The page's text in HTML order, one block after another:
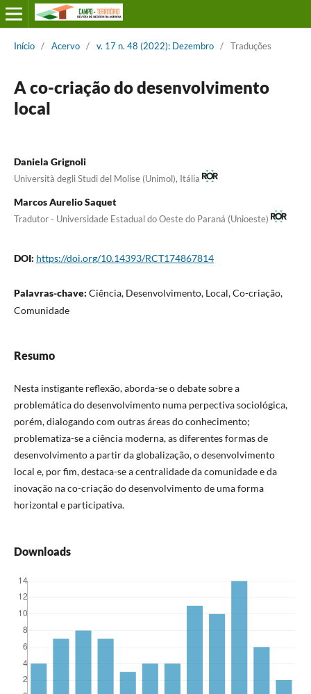
Início / Acervo / v. 17 n. 48 (2022): Dezembro / Traduções
A co-criação do desenvolvimento
local
Daniela Grignoli
Università degli Studi del Molise (Unimol), Itália
Marcos Aurelio Saquet
Tradutor - Universidade Estadual do Oeste do Paraná (Unioeste)
DOI: https://doi.org/10.14393/RCT174867814
Palavras-chave: Ciência, Desenvolvimento, Local, Co-criação,
Comunidade
Resumo
Nesta instigante reflexão, aborda-se o debate sobre a
problemática do desenvolvimento numa perpectiva sociológica,
porém, dialogando com outras áreas do conhecimento;
problematiza-se a ciência moderna, as diferentes formas de
desenvolvimento a partir da globalização, o desenvolvimento
local e, por fim, destaca-se a centralidade da comunidade e da
inovação na co-criação do desenvolvimento de uma forma
horizontal e participativa.
Downloads